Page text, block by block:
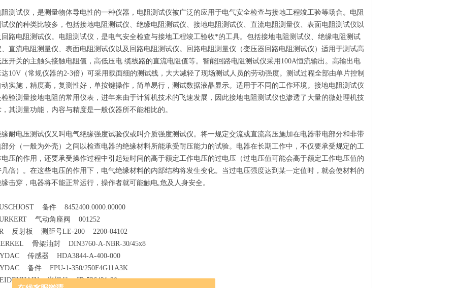
阻测试仪，是测量物体导电性的一种仪器，电阻测试仪被广泛的应用于电气安全检查与接地工程竣工验等场合。电阻
试仪的种类比较多，包括接地电阻测试仪、绝缘电阻测试仪、接地电阻测试仪、直流电阻测量仪、表面电阻测试仪以
回路电阻测试仪。电阻测试仪，是电气安全检查与接地工程竣工验收*的工具。包括接地电阻测试仪、绝缘电阻测试
、直流电阻测量仪、表面电阻测试仪以及回路电阻测试仪。回路电阻测量仪（变压器回路电阻测试仪）适用于测试高
压开关的主触头接触电阻值，高低压电 缆线路的直流电阻值等。智能回路电阻测试仪采用100A恒流输出。高输出电
达10V（常规仪器的2-3倍）可采用载面细的测试线，大大减轻了现场测试人员的劳动强度。测试过程全部由单片控制
动实施，精度高，复测性好，单按键操作，简单易行，测试数据液晶显示。适用于不同的工作环境。接地电阻测试仪
检验测量接地电阻的常用仪表，进年来由于计算机技术的飞速发展，因此接地电阻测试仪也渗透了大量的微处理机技
，其测量功能，内容与精度是一般仪器所不能相比的。
缘耐电压测试仪又叫电气绝缘强度试验仪或叫介质强度测试仪。将一规定交流或直流高压施加在电器带电部分和非带
部分（一般为外壳）之间以检查电器的绝缘材料所能承受耐压能力的试验。电器在长期工作中，不仅要承受规定的工
电压的作用，还要承受操作过程中引起短时间的高于额定工作电压的过电压（过电压值可能会高于额定工作电压值的
几倍）。在这些电压的作用下，电气绝缘材料的内部结构将发生变化。当过电压强度达到某一定值时，就会使材料的
缘击穿，电器将不能正常运行，操作者就可能触电,危及人身安全。
备件 8452400.0000.00000
气动角座阀 001252
反射板 测距号LE-200 2200-04102
骨架油封 DIN3760-A-NBR-30/45x8
传感器 HDA3844-A-400-000
备件 FPU-1-350/250F4G11A3K
光栅尺 ID:536421-20